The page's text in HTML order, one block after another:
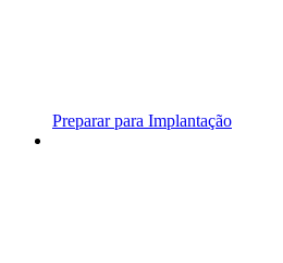
Preparar para Implantação